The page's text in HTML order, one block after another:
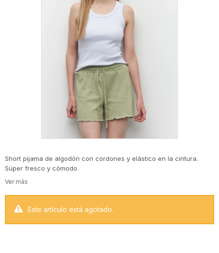
Short pijama de algodón con cordones y elástico en la cintura.
Súper fresco y cómodo.
Este artículo está agotado.